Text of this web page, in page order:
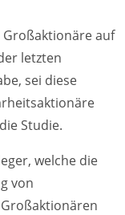
auf
letzten
sei diese
Studie.
welche die
von